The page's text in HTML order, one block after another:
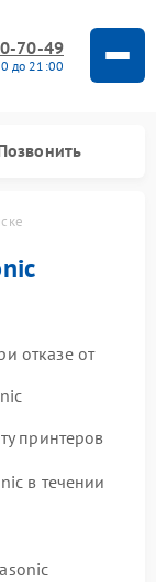
70-49
до 21:00
отказе от
принтеров
в течении